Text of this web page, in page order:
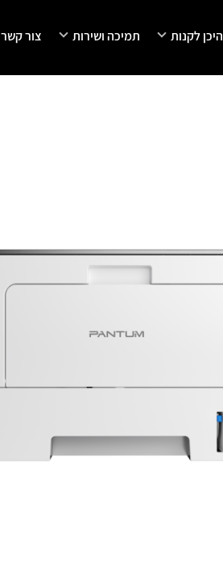
צור קשר תמיכה ושירות היכן לקנות